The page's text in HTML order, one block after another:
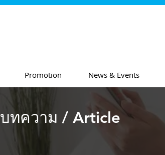
Promotion News & Events
บทความ / Article